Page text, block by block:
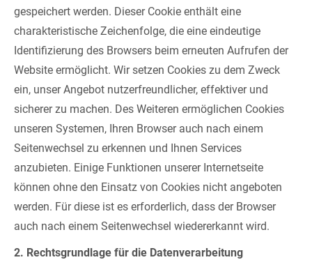
gespeichert werden. Dieser Cookie enthält eine
charakteristische Zeichenfolge, die eine eindeutige
Identifizierung des Browsers beim erneuten Aufrufen der
Website ermöglicht. Wir setzen Cookies zu dem Zweck
ein, unser Angebot nutzerfreundlicher, effektiver und
sicherer zu machen. Des Weiteren ermöglichen Cookies
unseren Systemen, Ihren Browser auch nach einem
Seitenwechsel zu erkennen und Ihnen Services
anzubieten. Einige Funktionen unserer Internetseite
können ohne den Einsatz von Cookies nicht angeboten
werden. Für diese ist es erforderlich, dass der Browser
auch nach einem Seitenwechsel wiedererkannt wird.
2. Rechtsgrundlage für die Datenverarbeitung